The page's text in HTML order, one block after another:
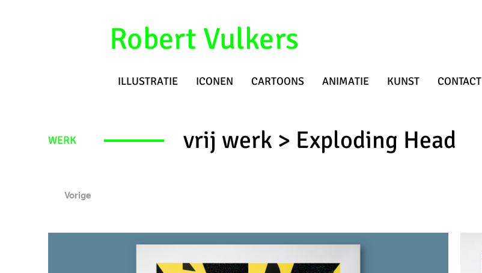
Robert Vulkers
ILLUSTRATIE ICONEN CARTOONS ANIMATIE KUNST CONTACT
WERK vrij werk > Exploding Head
Vorige